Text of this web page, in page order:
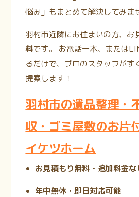
悩み」もまとめて解決してみま
羽村市近隣にお住まいの方、お
料です。 お電話一本、または
るだけで、プロのスタッフがす
提案します！
羽村市の遺品整理・
収・ゴミ屋敷のお片
イケツホーム
お見積もり無料・追加料金
年中無休・即日対応可能